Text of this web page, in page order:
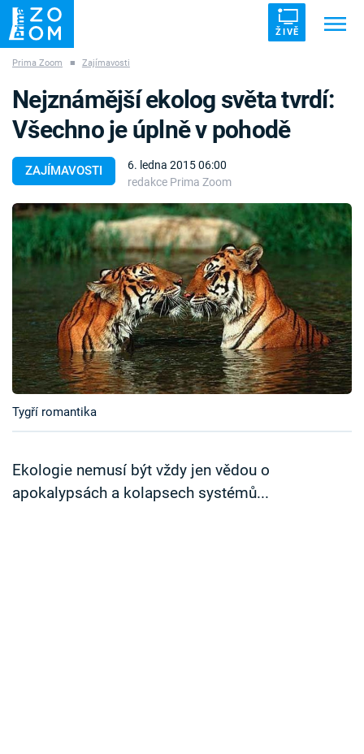
ŽIVĚ
ZÁHADY VETŘELCI DÁVNOVĚKU
Témata
Témata
Pořady
TV Program
Časopis
Sledujte prima+
Přihlášení
Prima Zoom ■ Zajímavosti
ZAJÍMAVOSTI
6. ledna 2015 06:00
redakce Prima Zoom
Nejznámější ekolog světa tvrdí:
Všechno je úplně v pohodě
Tygří romantika
Ekologie nemusí být vždy jen vědou o
apokalypsách a kolapsech systémů...